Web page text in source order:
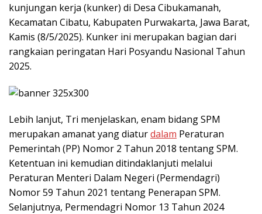
kunjungan kerja (kunker) di Desa Cibukamanah,
Kecamatan Cibatu, Kabupaten Purwakarta, Jawa Barat,
Kamis (8/5/2025). Kunker ini merupakan bagian dari
rangkaian peringatan Hari Posyandu Nasional Tahun
2025.
Lebih lanjut, Tri menjelaskan, enam bidang SPM
merupakan amanat yang diaturdalam Peraturan
Pemerintah (PP) Nomor 2 Tahun 2018 tentang SPM.
Ketentuan ini kemudian ditindaklanjuti melalui
Peraturan Menteri Dalam Negeri (Permendagri)
Nomor 59 Tahun 2021 tentang Penerapan SPM.
Selanjutnya, Permendagri Nomor 13 Tahun 2024